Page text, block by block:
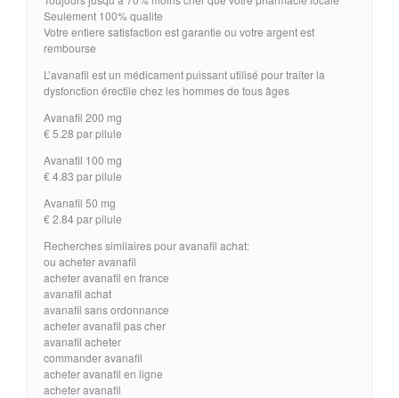
Seulement 100% qualite
Votre entiere satisfaction est garantie ou votre argent est
rembourse
L’avanafil est un médicament puissant utilisé pour traiter la
dysfonction érectile chez les hommes de tous âges
Avanafil 200 mg
€ 5.28 par pilule
Avanafil 100 mg
€ 4.83 par pilule
Avanafil 50 mg
€ 2.84 par pilule
Recherches similaires pour avanafil achat:
ou acheter avanafil
acheter avanafil en france
avanafil achat
avanafil sans ordonnance
acheter avanafil pas cher
avanafil acheter
commander avanafil
acheter avanafil en ligne
acheter avanafil